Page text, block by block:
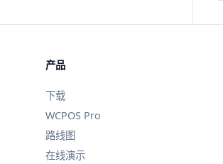
产品
下载
WCPOS Pro
路线图
在线演示